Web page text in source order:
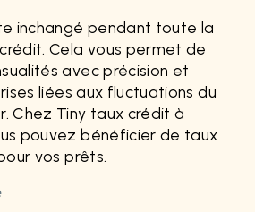
inchangé pendant toute la
Cela vous permet de
avec précision et
liées aux fluctuations du
Chez Tiny taux crédit à
pouvez bénéficier de taux
vos prêts.